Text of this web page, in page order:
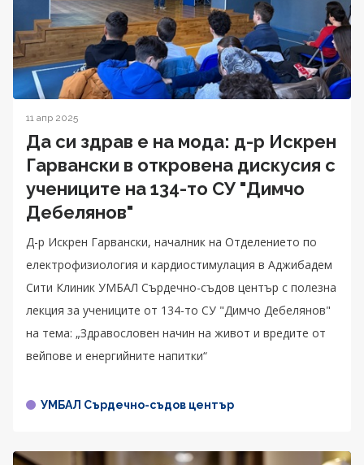
11 апр 2025
Да си здрав е на мода: д-р Искрен
Гарвански в откровена дискусия с
учениците на 134-то СУ "Димчо
Дебелянов"
Д-р Искрен Гарвански, началник на Отделението по
електрофизиология и кардиостимулация в Аджибадем
Сити Клиник УМБАЛ Сърдечно-съдов център с полезна
лекция за учениците от 134-то СУ "Димчо Дебелянов"
на тема: „Здравословен начин на живот и вредите от
вейпове и енергийните напитки“
УМБАЛ Сърдечно-съдов център